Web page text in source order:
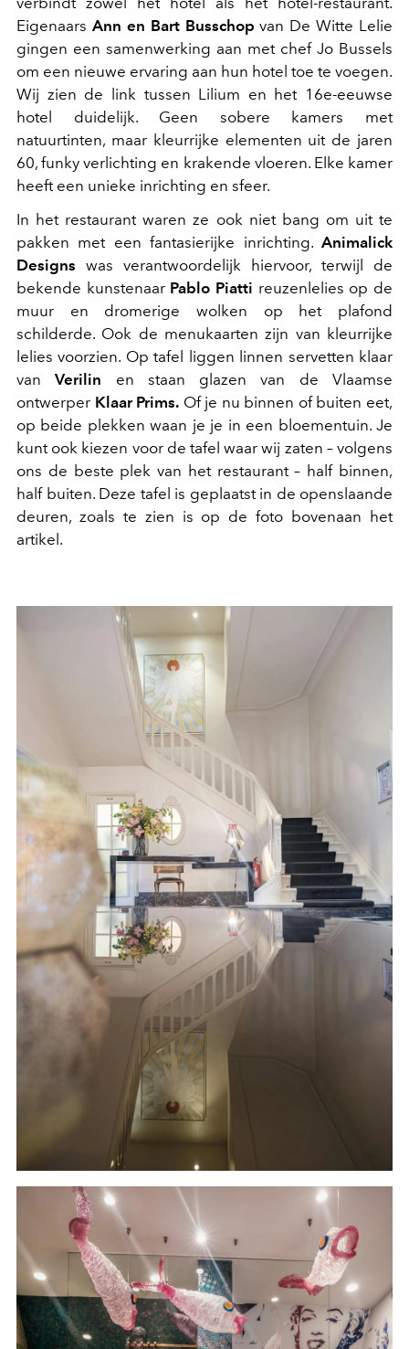
Eigenaars Ann en Bart Busschopvan De Witte Lelie
gingen een samenwerking aan met chef Jo Bussels
om een nieuwe ervaring aan hun hotel toe te voegen.
Wij zien de link tussen Lilium en het 16e-eeuwse
hotel duidelijk. Geen sobere kamers met
natuurtinten, maar kleurrijke elementen uit de jaren
60, funky verlichting en krakende vloeren. Elke kamer
heeft een unieke inrichting en sfeer.
In het restaurant waren ze ook niet bang om uit te
pakken met een fantasierijke inrichting. Animalick
Designs was verantwoordelijk hiervoor, terwijl de
bekende kunstenaar Pablo Piatti reuzenlelies op de
muur en dromerige wolken op het plafond
schilderde. Ook de menukaarten zijn van kleurrijke
lelies voorzien. Op tafel liggen linnen servetten klaar
vanVerilin en staan glazen van de Vlaamse
ontwerper Klaar Prims. Of je nu binnen of buiten eet,
op beide plekken waan je je in een bloementuin. Je
kunt ook kiezen voor de tafel waar wij zaten – volgens
ons de beste plek van het restaurant – half binnen,
half buiten. Deze tafel is geplaatst in de openslaande
deuren, zoals te zien is op de foto bovenaan het
artikel.